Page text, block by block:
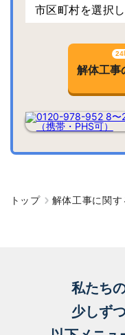
24
解体工事
トップ 解体工事に関
私たち
少しず